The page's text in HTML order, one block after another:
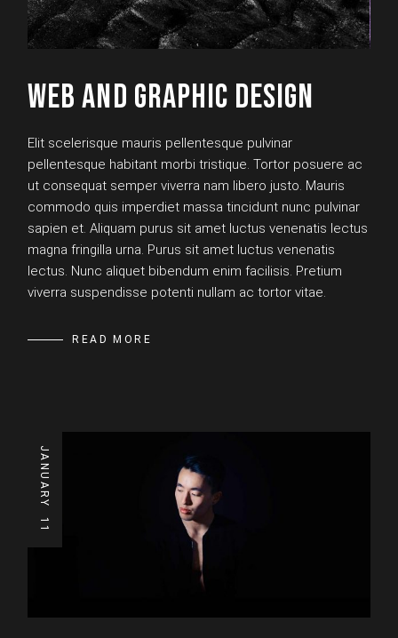
WEB AND GRAPHIC DESIGN
Elit scelerisque mauris pellentesque pulvinar
pellentesque habitant morbi tristique. Tortor posuere ac
ut consequat semper viverra nam libero justo. Mauris
commodo quis imperdiet massa tincidunt nunc pulvinar
sapien et. Aliquam purus sit amet luctus venenatis lectus
magna fringilla urna. Purus sit amet luctus venenatis
lectus. Nunc aliquet bibendum enim facilisis. Pretium
viverra suspendisse potenti nullam ac tortor vitae.
READ MORE
JANUARY
11